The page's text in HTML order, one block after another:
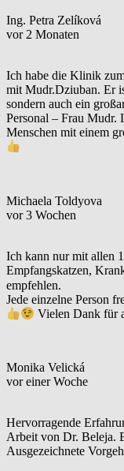
Ing. Petra Zelíková
vor 2 Monaten
Ich habe die Klinik
mit Mudr.Dziuban. Er
sondern auch ein
Personal – Frau Mudr.
Menschen mit einem
Michaela Toldyova
vor 3 Wochen
Ich kann nur mit allen
Empfangskatzen,
empfehlen.
Jede einzelne Person
Vielen Dank für
Monika Velická
vor einer Woche
Hervorragende
Arbeit von Dr. Beleja.
Ausgezeichnete